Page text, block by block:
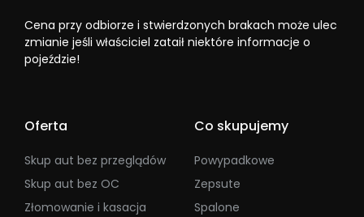
Cena przy odbiorze i stwierdzonych brakach może ulec
zmianie jeśli właściciel zataił niektóre informacje o
pojeździe!
Oferta
Skup aut bez przeglądów
Skup aut bez OC
Złomowanie i kasacja
Co skupujemy
Powypadkowe
Zepsute
Spalone